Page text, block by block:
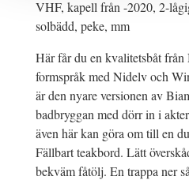
VHF, kapell från -2020, 2-
solbädd, peke, mm
Här får du en kvalitetsbåt
formspråk med Nidelv och
är den nyare versionen av
badbryggan med dörr in i
även här kan göra om till en
Fällbart teakbord. Lätt
bekväm fåtölj. En trappa ner